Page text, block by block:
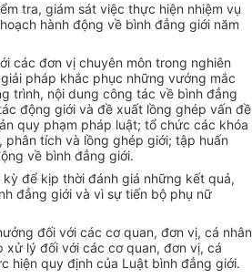
tra, giám sát việc thực hiện nhiệm vụ
hành động về bình đẳng giới năm
các đơn vị chuyên môn trong nghiên
pháp khắc phục những vướng mắc
trình, nội dung công tác về bình đẳng
động giới và đề xuất lồng ghép vấn đề
quy phạm pháp luật; tổ chức các khóa
tích và lồng ghép giới; tập huấn
về bình đẳng giới.
để kịp thời đánh giá những kết quả,
đẳng giới và vì sự tiến bộ phụ nữ
đối với các cơ quan, đơn vị, cá nhân
xử lý đối với các cơ quan, đơn vị, cá
hiện quy định của Luật bình đẳng giới.